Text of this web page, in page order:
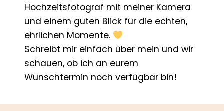
Hochzeitsfotograf mit meiner Kamera
und einem guten Blick für die echten,
ehrlichen Momente.
Schreibt mir einfach über mein und wir
schauen, ob ich an eurem
Wunschtermin noch verfügbar bin!